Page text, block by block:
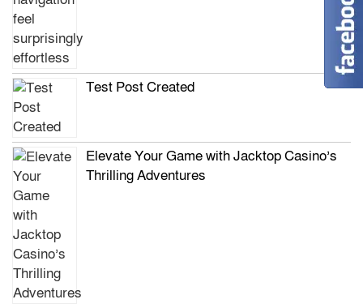
Test Post Created
Elevate Your Game with Jacktop Casino’s
Thrilling Adventures